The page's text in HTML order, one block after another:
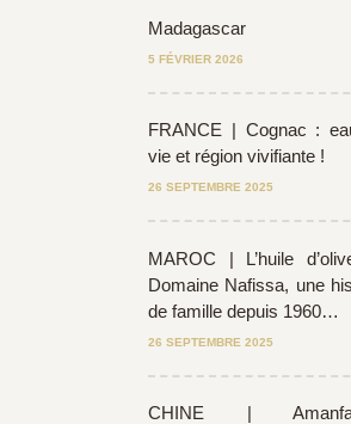
Madagascar
5 FÉVRIER 2026
FRANCE | Cognac :
vie et région vivifiante !
26 SEPTEMBRE 2025
MAROC | L’huile
Domaine Nafissa, une
de famille depuis 1960…
26 SEPTEMBRE 2025
CHINE |